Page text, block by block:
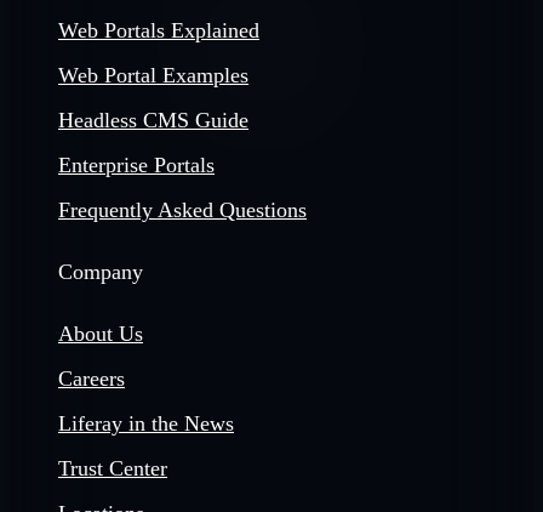
Web Portals Explained
Web Portal Examples
Headless CMS Guide
Enterprise Portals
Frequently Asked Questions
Company
About Us
Careers
Liferay in the News
Trust Center